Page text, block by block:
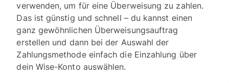
verwenden, um für eine Überweisung zu zahlen.
Das ist günstig und schnell – du kannst einen
ganz gewöhnlichen Überweisungsauftrag
erstellen und dann bei der Auswahl der
Zahlungsmethode einfach die Einzahlung über
dein Wise-Konto auswählen.